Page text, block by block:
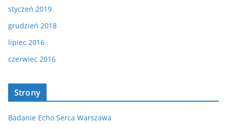
styczeń 2019
grudzień 2018
lipiec 2016
czerwiec 2016
Strony
Badanie Echo Serca Warszawa